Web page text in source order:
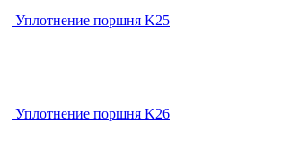
Уплотнение поршня K25
Уплотнение поршня K26